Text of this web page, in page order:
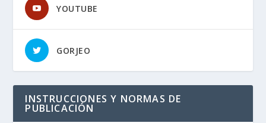
YOUTUBE
GORJEO
INSTRUCCIONES Y NORMAS DE
PUBLICACIÓN